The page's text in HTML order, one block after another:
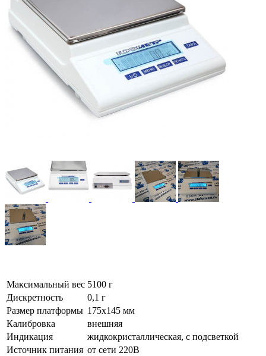
Максимальный вес 5100 г
Дискретность
0,1 г
Размер платформы 175х145 мм
Калибровка
внешняя
Индикация
жидкокристаллическая, с подсветкой
Источник питания от сети 220В